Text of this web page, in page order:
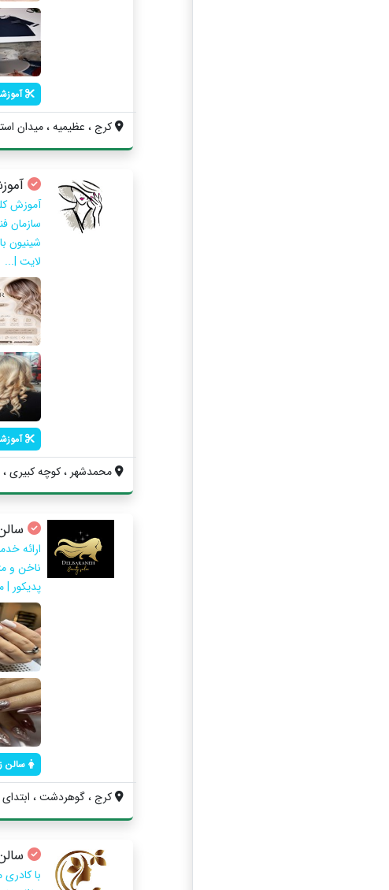
کرج ، عظیمیه ، میدان
آموزش
سازمان
شینیون
لایت |...
محمدشهر ، کوچه کبیری
ارائه
ناخن و
پدیکور
سالن
کرج ، گوهردشت ، ابتدای
با